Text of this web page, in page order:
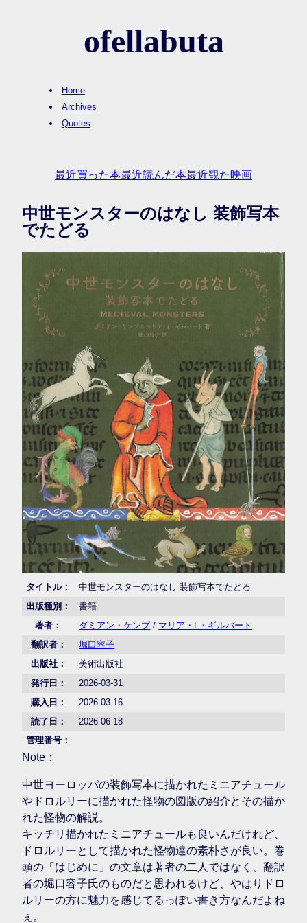
ofellabuta
Home
Archives
Quotes
最近買った本最近読んだ本最近観た映画
中世モンスターのはなし 装飾写本
でたどる
タイトル：
中世モンスターのはなし 装飾写本でたどる
出版種別：
書籍
著者：
ダミアン・ケンプ/ マリア・L・ギルバート
翻訳者：
堀口容子
出版社：
美術出版社
発行日：
2026-03-31
購入日：
2026-03-16
読了日：
2026-06-18
管理番号：
Note：
中世ヨーロッパの装飾写本に描かれたミニアチュール
やドロルリーに描かれた怪物の図版の紹介とその描か
れた怪物の解説。
キッチリ描かれたミニアチュールも良いんだけれど、
ドロルリーとして描かれた怪物達の素朴さが良い。巻
頭の「はじめに」の文章は著者の二人ではなく、翻訳
者の堀口容子氏のものだと思われるけど、やはりドロ
ルリーの方に魅力を感じてるっぽい書き方なんだよね
ぇ。